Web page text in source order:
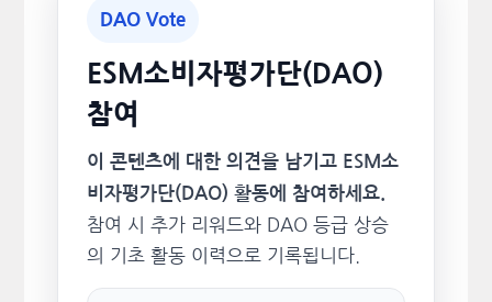
DAO Vote
ESM소비자평가단(DAO)
참여
이 콘텐츠에 대한 의견을 남기고 ESM소
비자평가단(DAO) 활동에 참여하세요.
참여 시 추가 리워드와 DAO 등급 상승
의 기초 활동 이력으로 기록됩니다.